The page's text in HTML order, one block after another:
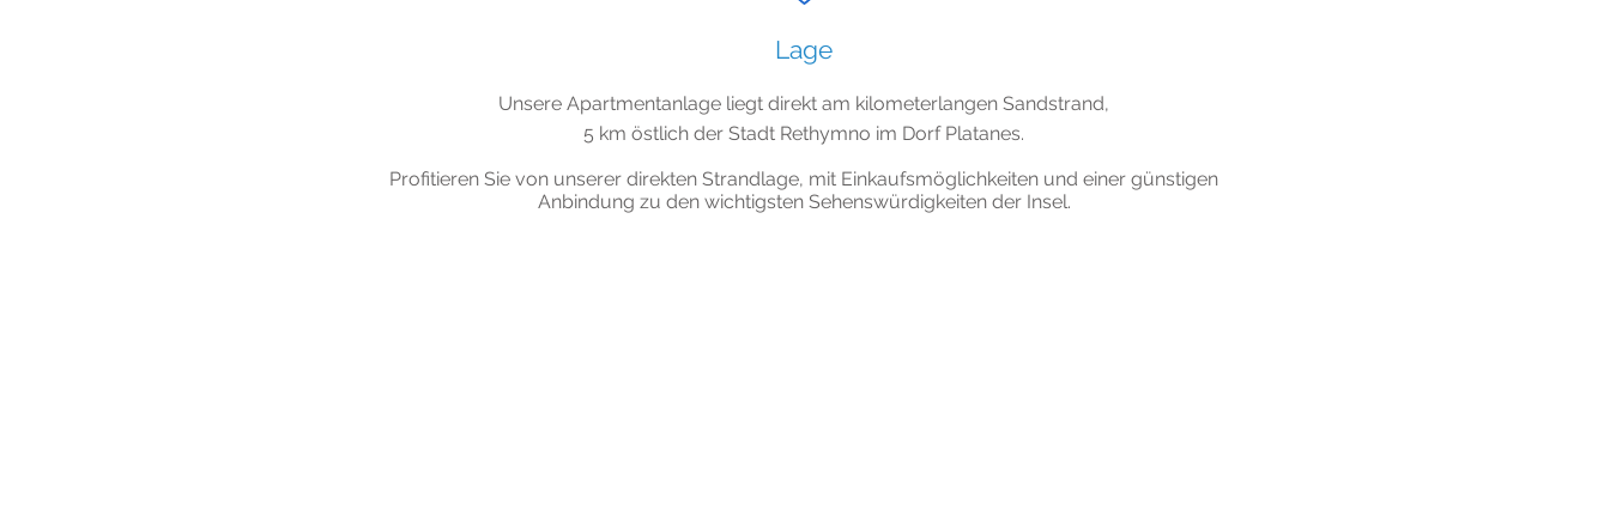
Lage
Unsere Apartmentanlage liegt direkt am kilometerlangen Sandstrand,
5 km östlich der Stadt Rethymno im Dorf Platanes.
Profitieren Sie von unserer direkten Strandlage, mit Einkaufsmöglichkeiten und einer günstigen
Anbindung zu den wichtigsten Sehenswürdigkeiten der Insel.